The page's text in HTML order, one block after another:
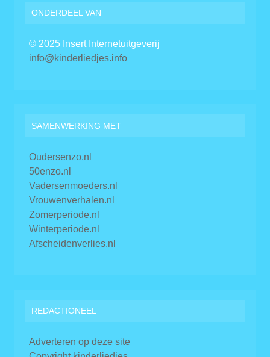
ONDERDEEL VAN
© 2025 Insert Internetuitgeverij
info@kinderliedjes.info
SAMENWERKING MET
Oudersenzo.nl
50enzo.nl
Vadersenmoeders.nl
Vrouwenverhalen.nl
Zomerperiode.nl
Winterperiode.nl
Afscheidenverlies.nl
REDACTIONEEL
Adverteren op deze site